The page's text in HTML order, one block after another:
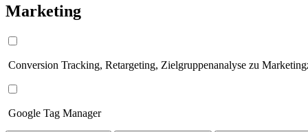
Marketing
Conversion Tracking, Retargeting, Zielgruppenanalyse zu
Google Tag Manager